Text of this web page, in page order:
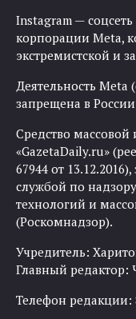
Instagram —
корпорации Meta,
экстремистской и
Деятельность Meta
запрещена в России
Средство
«GazetaDaily.ru»
67944 от
службой по
технологий и
(Роскомнадзор).
Учредитель:
Главный редактор:
Телефон редакции: